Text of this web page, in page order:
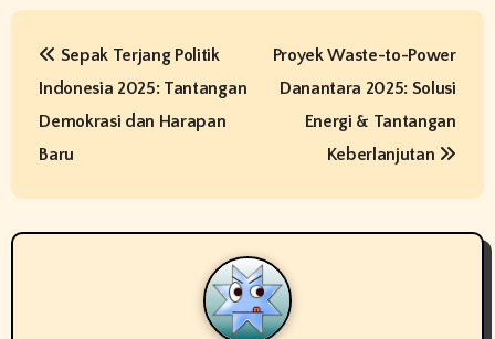
P
n
a
Sepak Terjang Politik
Indonesia 2025: Tantangan
Demokrasi dan Harapan
Baru
Proyek Waste-to-Power
Danantara 2025: Solusi
Energi & Tantangan
Keberlanjutan